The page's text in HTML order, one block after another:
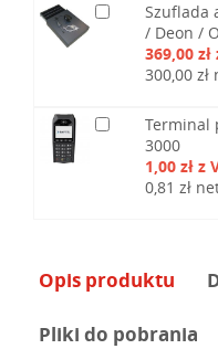
Szuflada
/ Deon /
369,00 zł
300,00 zł
Terminal
3000
1,00 zł z
0,81 zł
Opis produktu
Pliki do pobrania